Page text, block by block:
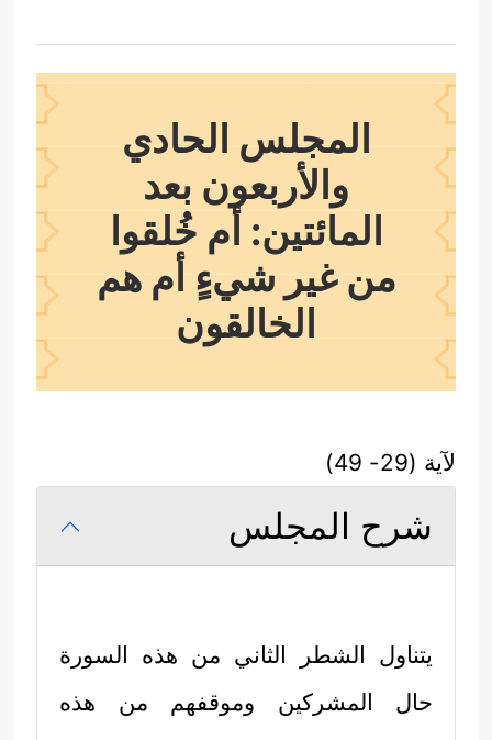
المجلس الحادي
والأربعون بعد
المائتين: أم خُلقوا
من غير شيءٍ أم هم
الخالقون
لآية (29- 49)
شرح المجلس
يتناول الشطر الثاني من هذه السورة
حال المشركين وموقفهم من هذه